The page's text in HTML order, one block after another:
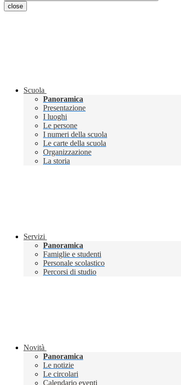
close
Scuola
Panoramica
Presentazione
I luoghi
Le persone
I numeri della scuola
Le carte della scuola
Organizzazione
La storia
Servizi
Panoramica
Famiglie e studenti
Personale scolastico
Percorsi di studio
Novità
Panoramica
Le notizie
Le circolari
Calendario eventi